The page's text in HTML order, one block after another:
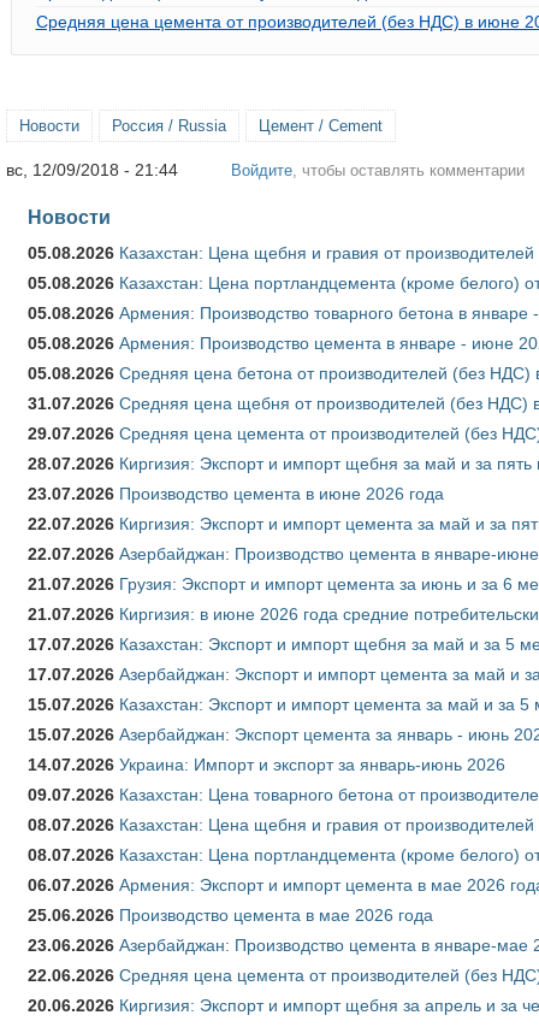
Средняя цена цемента от производителей (без НДС) в июне
Новости Россия / Russia Цемент / Cement
вс, 12/09/2018 - 21:44 Войдите , чтобы оставлять комментарии
Новости
05.08.2026 Казахстан: Цена щебня и гравия от
05.08.2026 Казахстан: Цена портландцемента (кроме белого)
05.08.2026 Армения: Производство товарного бетона в январе
05.08.2026 Армения: Производство цемента в январе - июне
05.08.2026 Средняя цена бетона от производителей (без НДС)
31.07.2026 Средняя цена щебня от производителей (без НДС)
29.07.2026 Средняя цена цемента от производителей (без
28.07.2026 Киргизия: Экспорт и импорт щебня за май и за
23.07.2026 Производство цемента в июне 2026 года
22.07.2026 Киргизия: Экспорт и импорт цемента за май и за
22.07.2026 Азербайджан: Производство цемента в январе-
21.07.2026 Грузия: Экспорт и импорт цемента за июнь и за 6
21.07.2026 Киргизия: в июне 2026 года средние
17.07.2026 Казахстан: Экспорт и импорт щебня за май и за 5
17.07.2026 Азербайджан: Экспорт и импорт цемента за май и
15.07.2026 Казахстан: Экспорт и импорт цемента за май и за
15.07.2026 Азербайджан: Экспорт цемента за январь - июнь
14.07.2026 Украина: Импорт и экспорт за январь-июнь 2026
09.07.2026 Казахстан: Цена товарного бетона от
08.07.2026 Казахстан: Цена щебня и гравия от
08.07.2026 Казахстан: Цена портландцемента (кроме белого)
06.07.2026 Армения: Экспорт и импорт цемента в мае 2026
25.06.2026 Производство цемента в мае 2026 года
23.06.2026 Азербайджан: Производство цемента в январе-мае
22.06.2026 Средняя цена цемента от производителей (без
20.06.2026 Киргизия: Экспорт и импорт щебня за апрель и за